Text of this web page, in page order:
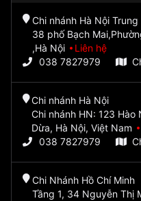
Chi nhánh Hà Nội
38 phố Bạch
,Hà Nội
Liên hệ
038 7827979
Chi nhánh Hà Nội
Chi nhánh HN: 123 Hào
Dừa, Hà Nội, Việt Nam
038 7827979
Chi Nhánh Hồ Chí Minh
Tầng 1, 34 Nguyễn Thị